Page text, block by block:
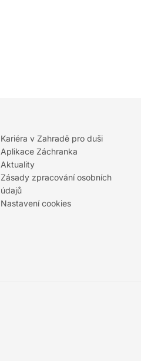
Kariéra v Zahradě pro duši
Aplikace Záchranka
Aktuality
Zásady zpracování osobních
údajů
Nastavení cookies